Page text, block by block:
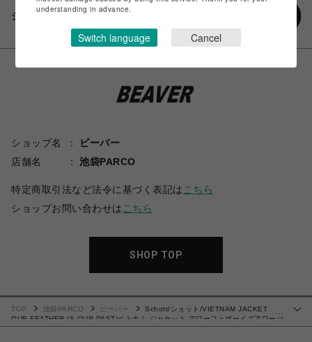
シェアする
ショップ名
ビーバー
店舗名
池袋PARCO
特定商取引法など法令に基づく表記は こちら
ショップお問い合わせは こちら
SHOP TOP
TOP 池袋PARCO ビーバー
Schott/ショット/VIETNAM JACKET
OUR FEATHER IS OUR PAST/ベトナム ジャケット アワーフェザーイズアワーパ
スト
understanding in advance.
Switch language Cancel